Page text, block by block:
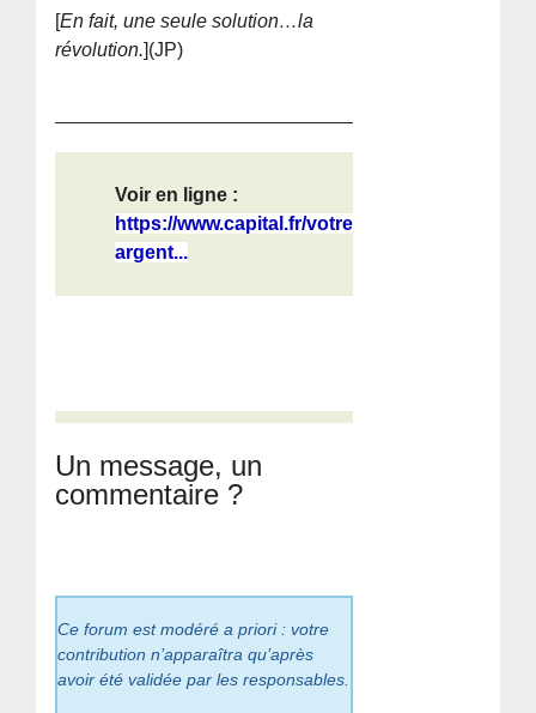
[En fait, une seule solution…la
révolution.](JP)
Voir en ligne :
https://www.capital.fr/votre-
argent...
Un message, un
commentaire ?
Ce forum est modéré a priori : votre
contribution n’apparaîtra qu’après
avoir été validée par les responsables.